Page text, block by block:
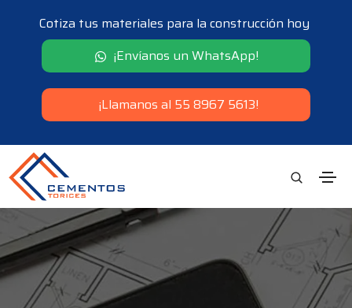
Cotiza tus materiales para la construcción hoy
¡Envíanos un WhatsApp!
¡Llamanos al 55 8967 5613!